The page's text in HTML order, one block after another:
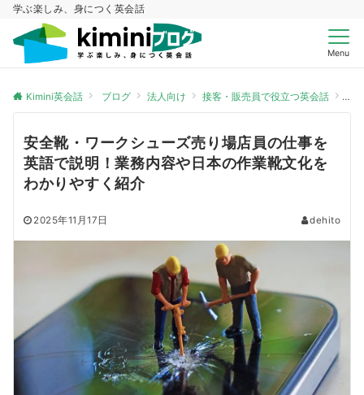
学ぶ楽しみ、身につく英会話
Menu
Kimini英会話 ブログ 法人向け 接客・販売員で役立つ英会話 安
安全靴・ワークシューズ売り場店員の仕事を
英語で説明！業務内容や日本の作業靴文化を
わかりやすく紹介
2025年11月17日 dehito